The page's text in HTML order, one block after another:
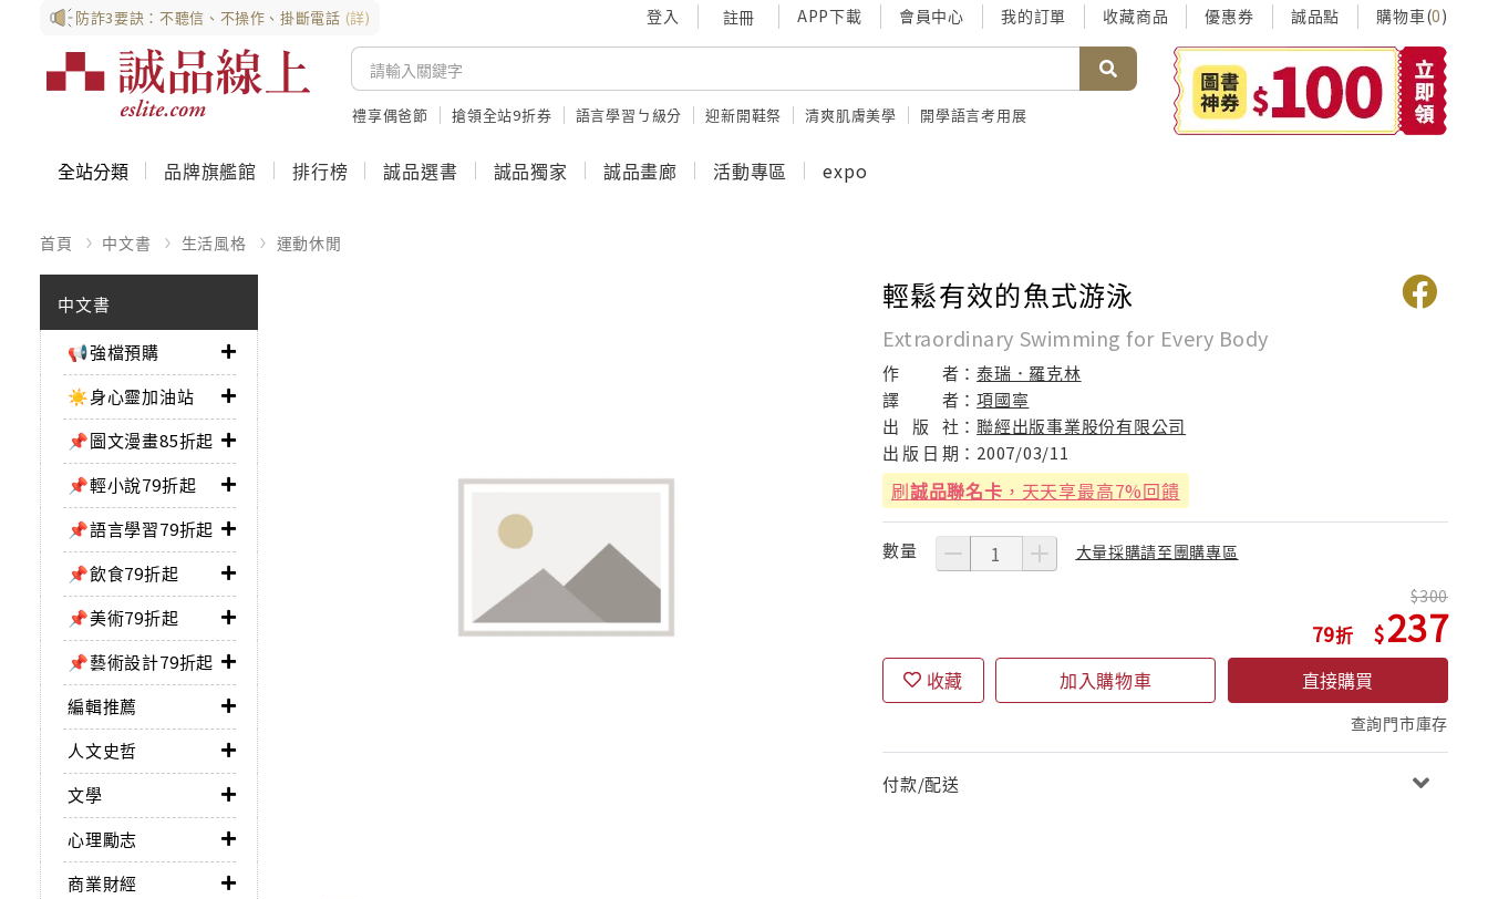
防詐3要訣：不聽信、不操作、掛斷電話 (詳) 登入 註冊 APP下載 會員中心 我的訂單 收藏商品 優惠券 誠品點 購物車(0)
禮享偶爸節 搶領全站9折券 語言學習ㄅ級分 迎新開鞋祭 清爽肌膚美學 開學語言考用展
全站分類 品牌旗艦館 排行榜 誠品選書 誠品獨家 誠品畫廊 活動專區 expo
首頁 中文書 生活風格 運動休閒
中文書
📢強檔預購
☀️身心靈加油站
📌圖文漫畫85折起
📌輕小說79折起
📌語言學習79折起
📌飲食79折起
📌美術79折起
📌藝術設計79折起
編輯推薦
人文史哲
文學
心理勵志
商業財經
輕鬆有效的魚式游泳
Extraordinary Swimming for Every Body
作 者：泰瑞．羅克林
譯
者：項國寧
出
版 社：聯經出版事業股份有限公司
出 版 日 期： 2007/03/11
刷誠品聯名卡 ，天天享最高7%回饋
數量 大量採購請至團購專區
79
300
237
收藏 加入購物車 直接購買
查詢門市庫存
付款/配送